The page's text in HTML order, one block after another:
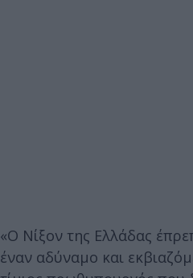
«Ο Νίξον της Ελλάδας
έναν αδύναμο και